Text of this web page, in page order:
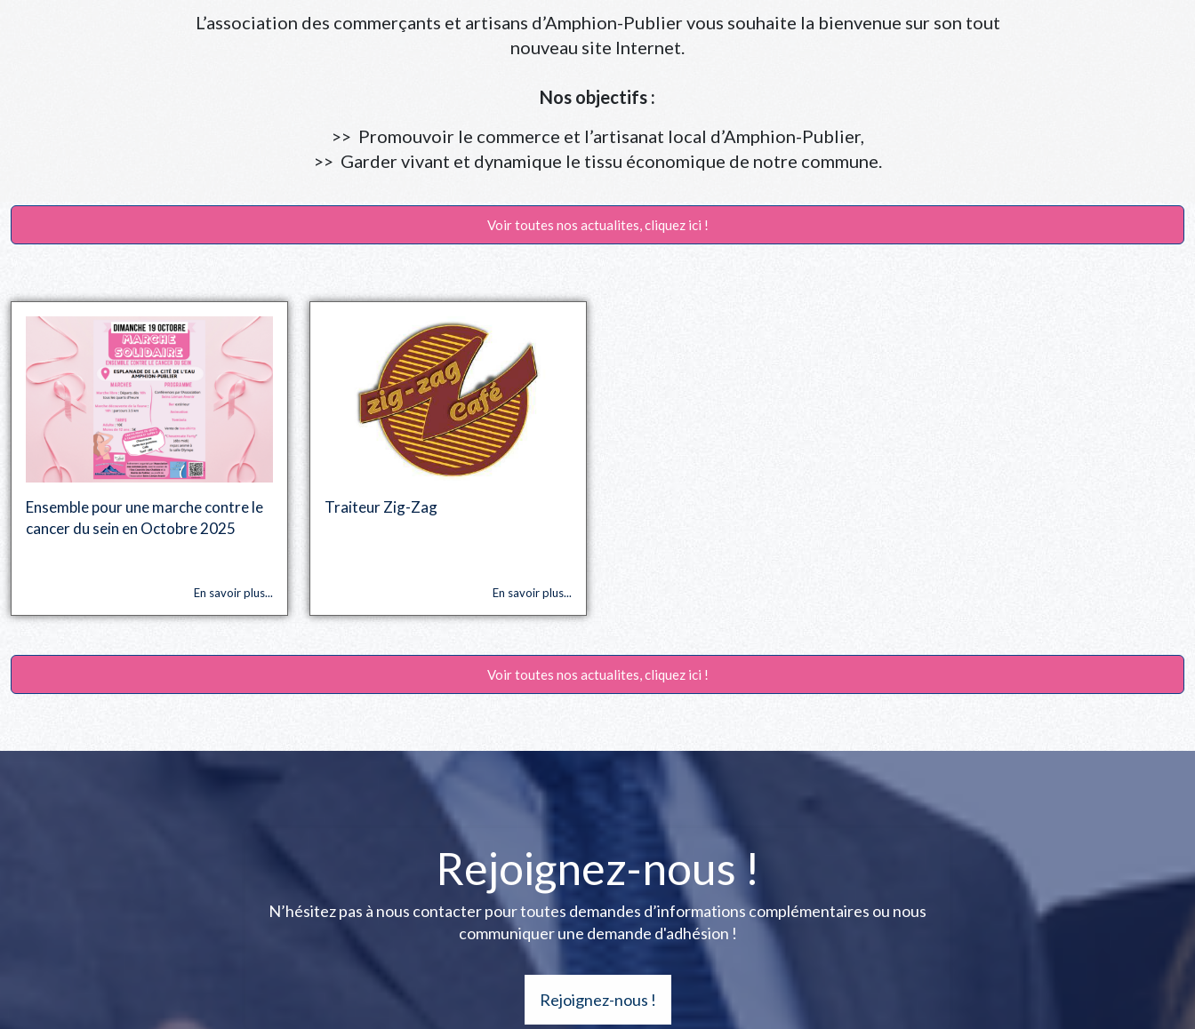
L’association des commerçants et artisans d’Amphion-Publier vous souhaite la bienvenue sur son tout
nouveau site Internet.
Nos objectifs :
>> Promouvoir le commerce et l’artisanat local d’Amphion-Publier,
>> Garder vivant et dynamique le tissu économique de notre commune.
Voir toutes nos actualites, cliquez ici !
Ensemble pour une marche contre le
cancer du sein en Octobre 2025
En savoir plus...
Traiteur Zig-Zag
En savoir plus...
Voir toutes nos actualites, cliquez ici !
Rejoignez-nous !
N’hésitez pas à nous contacter pour toutes demandes d’informations complémentaires ou nous
communiquer une demande d'adhésion !
Rejoignez-nous !